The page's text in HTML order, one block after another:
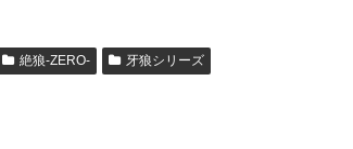
衝撃
絶狼-ZERO- 牙狼シリーズ